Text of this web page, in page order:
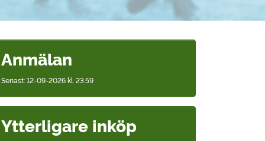
Anmälan
Senast: 12-09-2026 kl. 23.59
Ytterligare inköp